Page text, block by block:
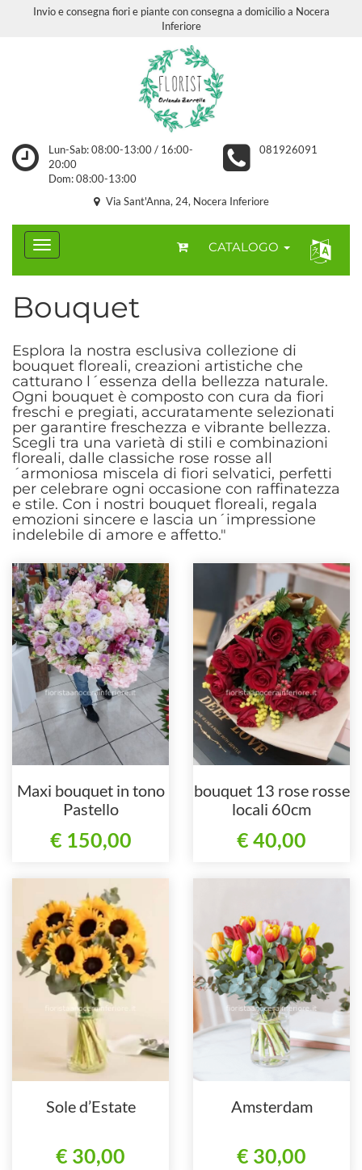
Invio e consegna fiori e piante con consegna a domicilio a Nocera
Inferiore
Lun-Sab: 08:00-13:00 / 16:00-
20:00
Dom: 08:00-13:00
081926091
Via Sant'Anna, 24, Nocera Inferiore
CATALOGO
Bouquet
Esplora la nostra esclusiva collezione di
bouquet floreali, creazioni artistiche che
catturano l´essenza della bellezza naturale.
Ogni bouquet è composto con cura da fiori
freschi e pregiati, accuratamente selezionati
per garantire freschezza e vibrante bellezza.
Scegli tra una varietà di stili e combinazioni
floreali, dalle classiche rose rosse all
´armoniosa miscela di fiori selvatici, perfetti
per celebrare ogni occasione con raffinatezza
e stile. Con i nostri bouquet floreali, regala
emozioni sincere e lascia un´impressione
indelebile di amore e affetto."
Maxi bouquet in tono
Pastello
€ 150,00
bouquet 13 rose rosse
locali 60cm
€ 40,00
Sole d’Estate
€ 30,00
Amsterdam
€ 30,00